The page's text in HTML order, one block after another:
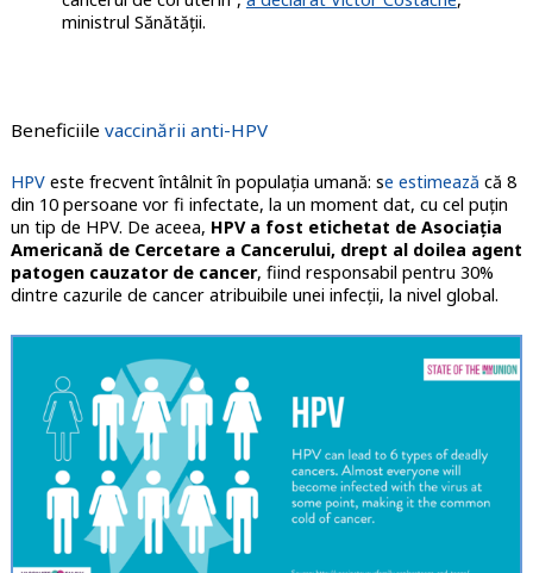
ministrul Sănătății.
Beneficiile vaccinării anti-HPV
HPVeste frecvent întâlnit în populația umană: se estimează că 8
din 10 persoane vor fi infectate, la un moment dat, cu cel puțin
un tip de HPV. De aceea, HPV a fost etichetat de Asociația
Americană de Cercetare a Cancerului, drept al doilea agent
patogen cauzator de cancer, fiind responsabil pentru 30%
dintre cazurile de cancer atribuibile unei infecții, la nivel global.